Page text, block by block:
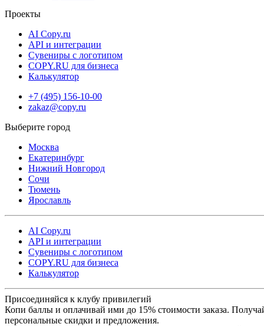
бесплатный вариант в пункты выдачи, а также курьерская
мы привезем заказ в день печати.
Проекты
AI Copy.ru
API и интеграции
Сувениры с логотипом
COPY.RU для бизнеса
Калькулятор
+7 (495) 156-10-00
zakaz@copy.ru
Москва
Екатеринбург
Нижний Новгород
Сочи
Тюмень
Ярославль
AI Copy.ru
API и интеграции
Сувениры с логотипом
COPY.RU для бизнеса
Калькулятор
Присоединяйся к клубу привилегий
Копи баллы и оплачивай ими до 15% стоимости заказа.
персональные скидки и предложения.